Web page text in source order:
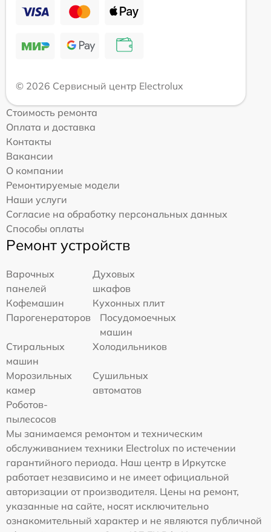
© 2026 Сервисный центр Electrolux
Стоимость ремонта
Оплата и доставка
Контакты
Вакансии
О компании
Ремонтируемые модели
Наши услуги
Согласие на обработку персональных данных
Способы оплаты
Ремонт устройств
Варочных
панелей
Духовых
шкафов
Кофемашин
Кухонных плит
Парогенераторов
Посудомоечных
машин
Стиральных
машин
Холодильников
Морозильных
камер
Сушильных
автоматов
Роботов-
пылесосов
Мы занимаемся ремонтом и техническим
обслуживанием техники Electrolux по истечении
гарантийного периода. Наш центр в Иркутске
работает независимо и не имеет официальной
авторизации от производителя. Цены на ремонт,
указанные на сайте, носят исключительно
ознакомительный характер и не являются публичной